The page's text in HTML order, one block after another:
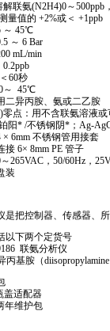
氨(N2H4)0～500ppb
的 +2%或＜ +1ppb （
45℃
6 Bar
mL/min
60秒
45℃
丙胺、氨或二乙胺
用不含联氨溶液或可
阳* /不锈钢阴* ；Ag-
不锈钢管用接套
8mm PE 管子
，50/60Hz，
是把控制器、传感器、
以下两个定货号
联氨分析仪
胺（diisopropylamine
适配器
维护包